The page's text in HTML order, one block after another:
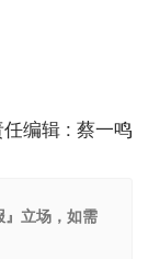
编辑 : 蔡一鸣
立场，如需